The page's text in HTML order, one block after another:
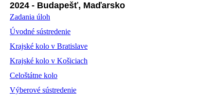
2024 - Budapešť, Maďarsko
Zadania úloh
Úvodné sústredenie
Krajské kolo v Bratislave
Krajské kolo v Košiciach
Celoštátne kolo
Výberové sústredenie